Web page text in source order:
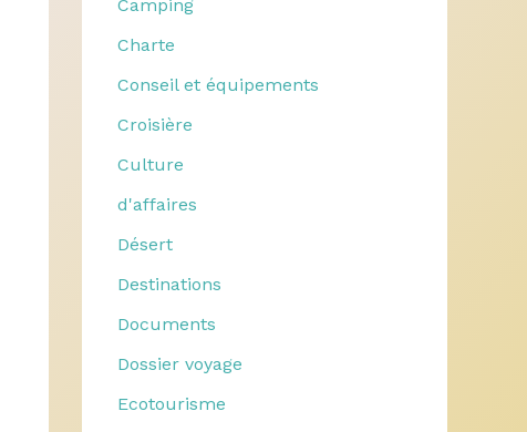
Camping
Charte
Conseil et équipements
Croisière
Culture
d'affaires
Désert
Destinations
Documents
Dossier voyage
Ecotourisme